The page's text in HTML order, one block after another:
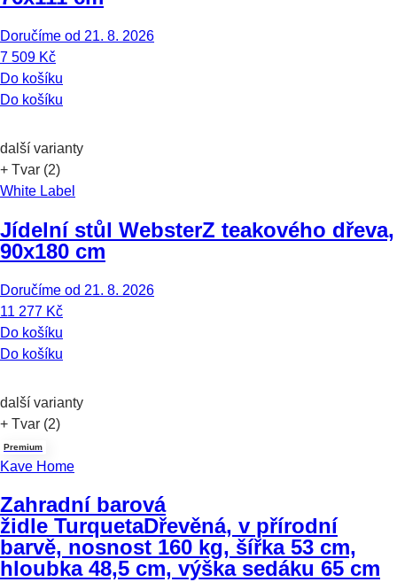
Doručíme od 21. 8. 2026
7 509 Kč
Do košíku
Do košíku
další varianty
+ Tvar (2)
White Label
Jídelní stůl WebsterZ teakového dřeva,
90x180 cm
Doručíme od 21. 8. 2026
11 277 Kč
Do košíku
Do košíku
další varianty
+ Tvar (2)
Premium
Kave Home
Zahradní barová
židle TurquetaDřevěná, v přírodní
barvě, nosnost 160 kg, šířka 53 cm,
hloubka 48,5 cm, výška sedáku 65 cm